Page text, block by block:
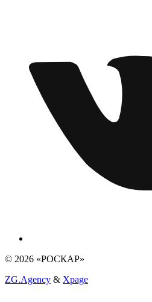
© 2026 «РОСКАР»
ZG.Agency & Xpage